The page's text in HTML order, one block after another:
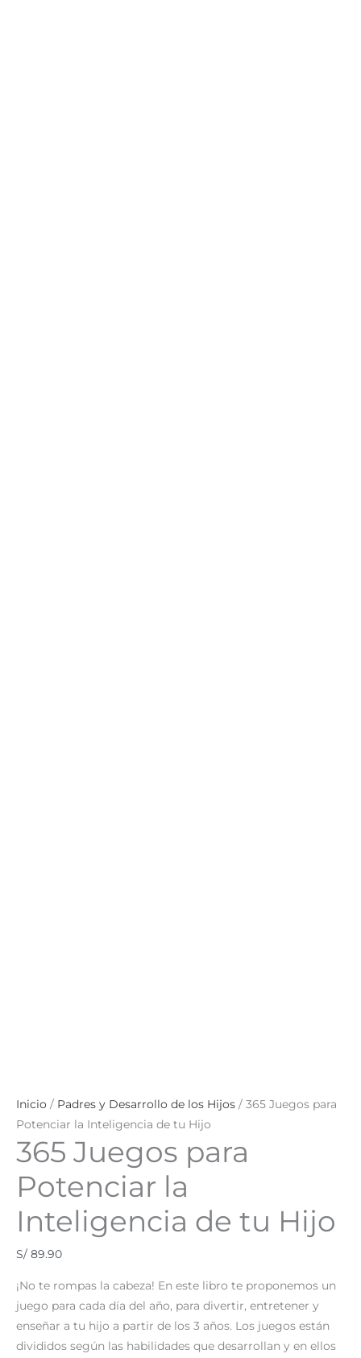
Inicio / Padres y Desarrollo de los Hijos / 365 Juegos para
Potenciar la Inteligencia de tu Hijo
365 Juegos para
Potenciar la
Inteligencia de tu Hijo
S/ 89.90
¡No te rompas la cabeza! En este libro te proponemos un
juego para cada día del año, para divertir, entretener y
enseñar a tu hijo a partir de los 3 años. Los juegos están
divididos según las habilidades que desarrollan y en ellos